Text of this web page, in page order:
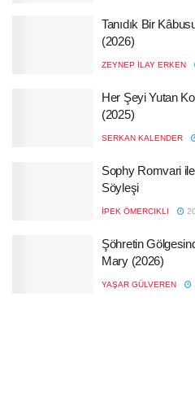
Tanıdık Bir
(2026)
ZEYNEP İLAY ERKEN
Her Şeyi Yutan
(2025)
SERKAN KALENDER
Sophy Romvari
Söyleşi
İPEK ÖMERCIKLI
Şöhretin
Mary (2026)
YAŞAR GÜLVEREN